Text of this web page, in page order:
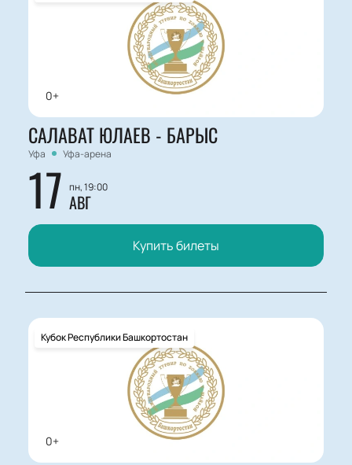
0+
САЛАВАТ ЮЛАЕВ - БАРЫС
Уфа Уфа-арена
17 пн, 19:00
АВГ
Купить билеты
0+
Кубок Республики Башкортостан